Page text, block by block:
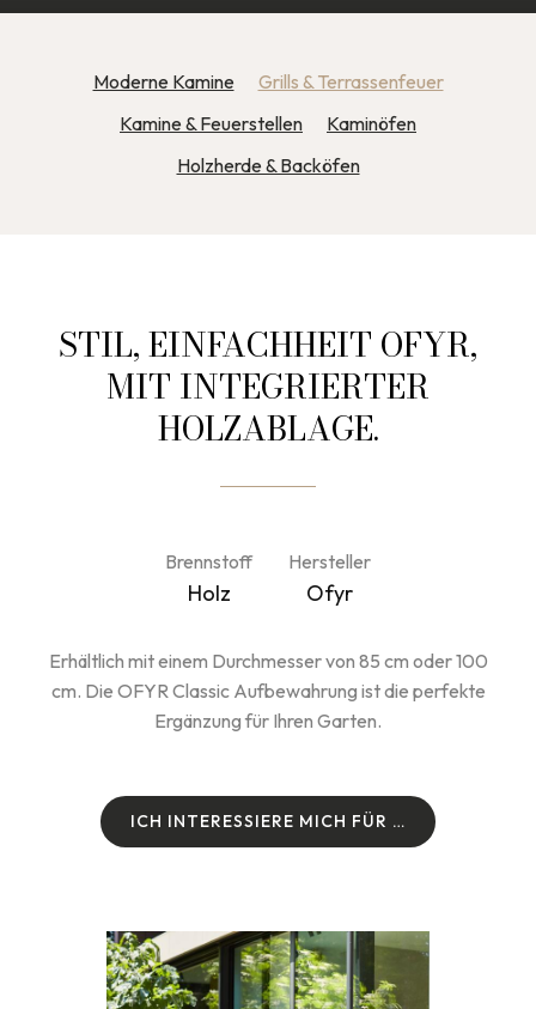
Moderne Kamine
Grills & Terrassenfeuer
Kamine & Feuerstellen
Kaminöfen
Holzherde & Backöfen
STIL, EINFACHHEIT OFYR,
MIT INTEGRIERTER
HOLZABLAGE.
Brennstoff
Holz
Hersteller
Ofyr
Erhältlich mit einem Durchmesser von 85 cm oder 100
cm. Die OFYR Classic Aufbewahrung ist die perfekte
Ergänzung für Ihren Garten.
ICH INTERESSIERE MICH FÜR …
ICH INTERESSIERE MICH FÜR …